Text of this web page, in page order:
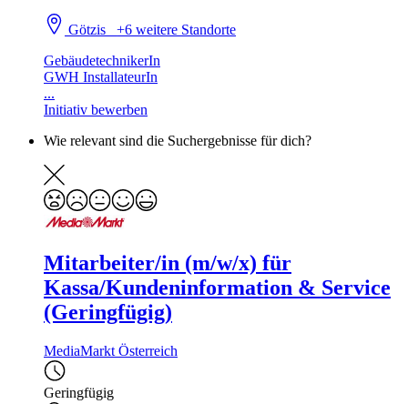
Götzis+6 weitere Standorte
GebäudetechnikerIn
GWH InstallateurIn
...
Initiativ bewerben
Wie relevant sind die Suchergebnisse für dich?
Mitarbeiter/in (m/w/x) für
Kassa/Kundeninformation & Service
(Geringfügig)
MediaMarkt Österreich
Geringfügig